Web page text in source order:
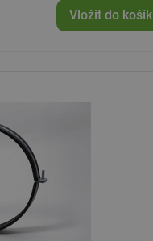
Vložit do